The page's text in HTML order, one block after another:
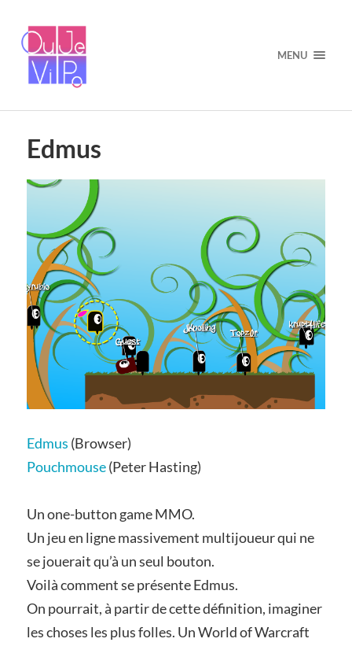
MENU
Edmus
Edmus (Browser)
Pouchmouse(Peter Hasting)
Un one-button game MMO.
Un jeu en ligne massivement multijoueur qui ne
se jouerait qu’à un seul bouton.
Voilà comment se présente Edmus.
On pourrait, à partir de cette définition, imaginer
les choses les plus folles. Un World of Warcraft